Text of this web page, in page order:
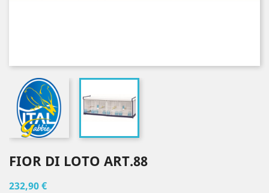
FIOR DI LOTO ART.88
232,90 €